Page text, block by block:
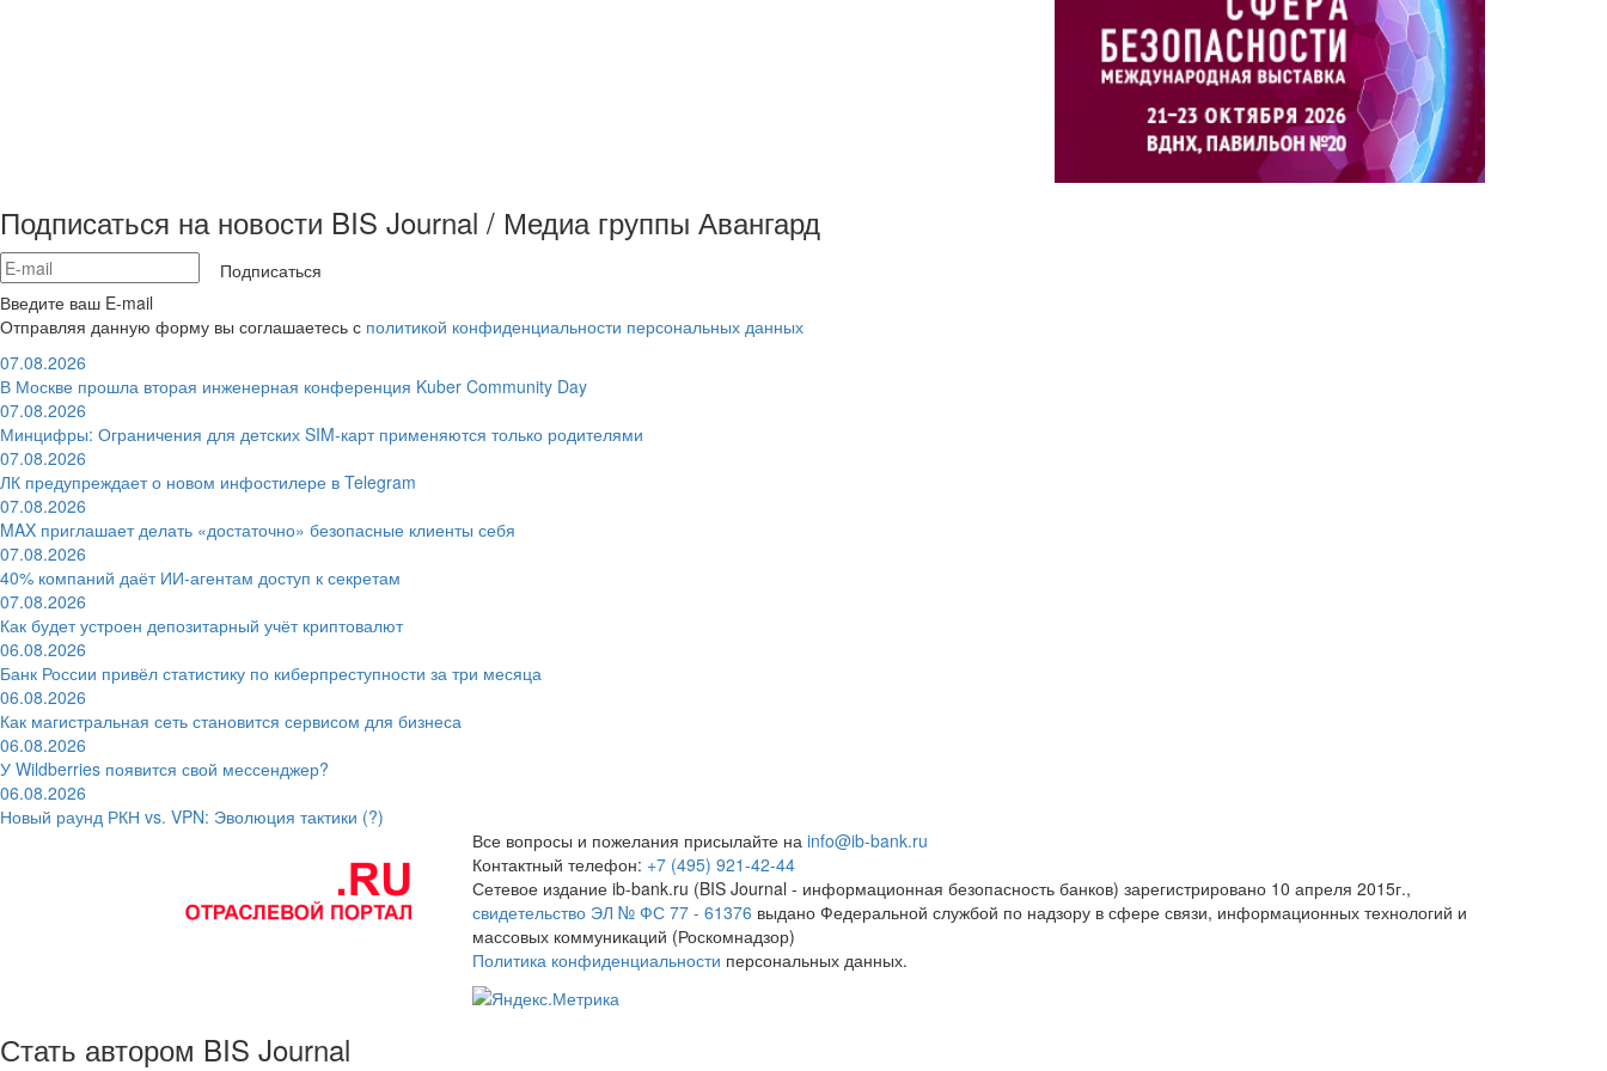
Подписаться на новости BIS Journal / Медиа группы Авангард
Подписаться
Введите ваш E-mail
Отправляя данную форму вы соглашаетесь с политикой конфиденциальности персональных данных
07.08.2026
В Москве прошла вторая инженерная конференция Kuber Community Day
07.08.2026
Минцифры: Ограничения для детских SIM-карт применяются только родителями
07.08.2026
ЛК предупреждает о новом инфостилере в Telegram
07.08.2026
MAX приглашает делать «достаточно» безопасные клиенты себя
07.08.2026
40% компаний даёт ИИ‑агентам доступ к секретам
07.08.2026
Как будет устроен депозитарный учёт криптовалют
06.08.2026
Банк России привёл статистику по киберпреступности за три месяца
06.08.2026
Как магистральная сеть становится сервисом для бизнеса
06.08.2026
У Wildberries появится свой мессенджер?
06.08.2026
Новый раунд РКН vs. VPN: Эволюция тактики (?)
Все вопросы и пожелания присылайте на info@ib-bank.ru
Контактный телефон: +7 (495) 921-42-44
Сетевое издание ib-bank.ru (BIS Journal - информационная безопасность банков) зарегистрировано 10 апреля 2015г.,
свидетельство ЭЛ № ФС 77 - 61376 выдано Федеральной службой по надзору в сфере связи, информационных технологий и
массовых коммуникаций (Роскомнадзор)
Политика конфиденциальности персональных данных.
Стать автором BIS Journal